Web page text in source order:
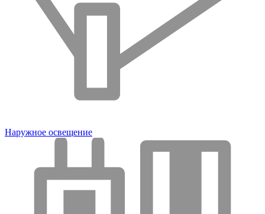
Наружное освещение